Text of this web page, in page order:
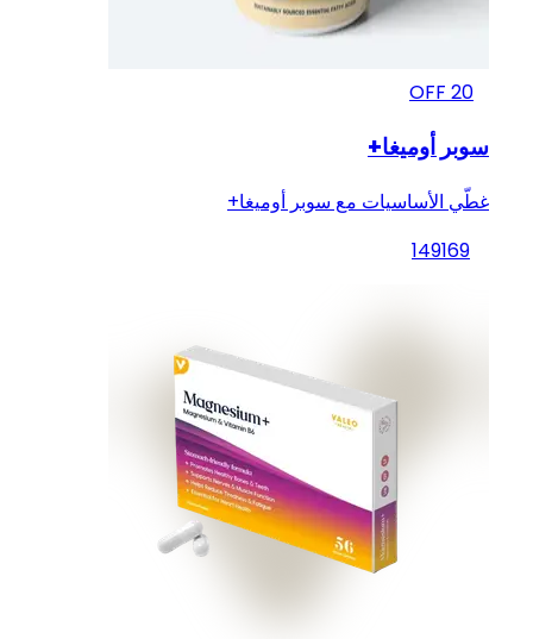
20
سوبر أوميغا+
غطّي الأساسيات مع سوبر أوميغا+
149169